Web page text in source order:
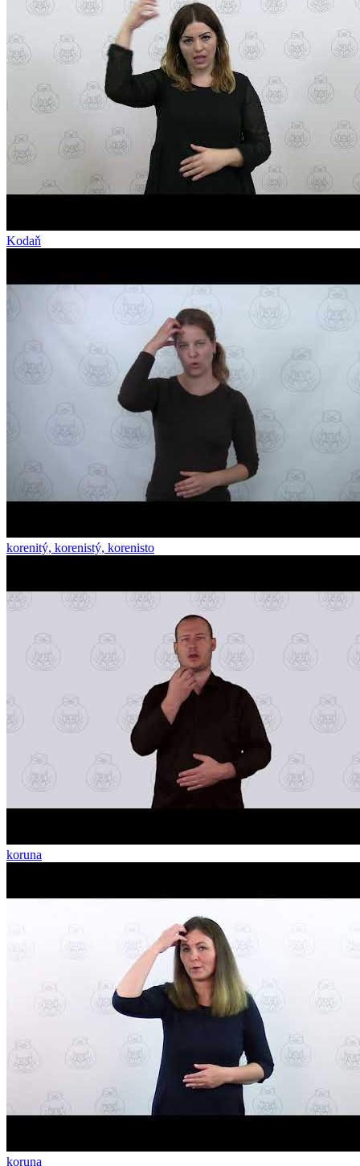
Kodaň
korenitý, korenistý, korenisto
koruna
koruna